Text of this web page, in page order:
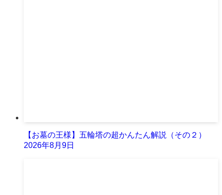
【お墓の王様】五輪塔の超かんたん解説（その２）
2026年8月9日